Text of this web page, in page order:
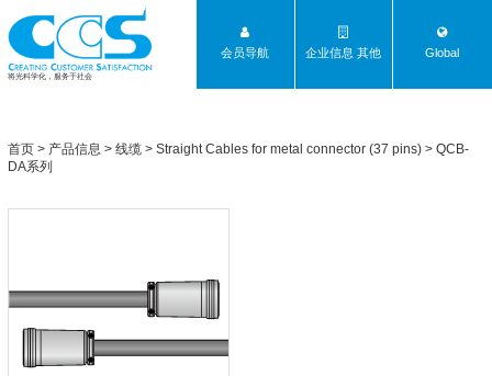
将光科学化，服务于社会
会员导航 企业信息 其他 Global
首页 > 产品信息 > 线缆 > Straight Cables for metal connector (37 pins) > QCB-
DA系列